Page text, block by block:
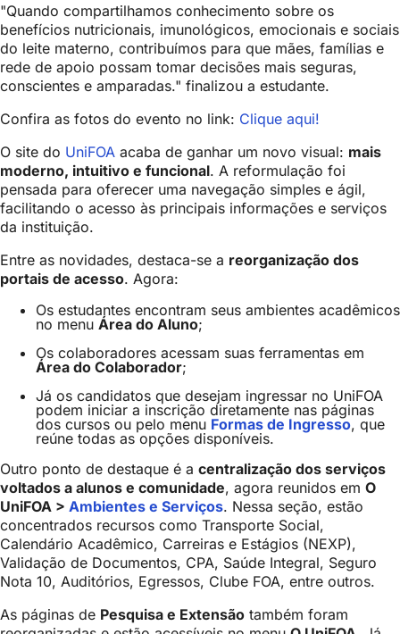
"Quando compartilhamos conhecimento sobre os
benefícios nutricionais, imunológicos, emocionais e sociais
do leite materno, contribuímos para que mães, famílias e
rede de apoio possam tomar decisões mais seguras,
conscientes e amparadas." finalizou a estudante.
Confira as fotos do evento no link: Clique aqui!
O site do UniFOA acaba de ganhar um novo visual: mais
moderno, intuitivo e funcional. A reformulação foi
pensada para oferecer uma navegação simples e ágil,
facilitando o acesso às principais informações e serviços
da instituição.
Entre as novidades, destaca-se a reorganização dos
portais de acesso. Agora:
Os estudantes encontram seus ambientes acadêmicos
no menu Área do Aluno;
Os colaboradores acessam suas ferramentas em
Área do Colaborador;
Já os candidatos que desejam ingressar no UniFOA
podem iniciar a inscrição diretamente nas páginas
dos cursos ou pelo menu Formas de Ingresso, que
reúne todas as opções disponíveis.
Outro ponto de destaque é a centralização dos serviços
voltados a alunos e comunidade, agora reunidos em O
UniFOA > Ambientes e Serviços. Nessa seção, estão
concentrados recursos como Transporte Social,
Calendário Acadêmico, Carreiras e Estágios (NEXP),
Validação de Documentos, CPA, Saúde Integral, Seguro
Nota 10, Auditórios, Egressos, Clube FOA, entre outros.
As páginas de Pesquisa e Extensão também foram